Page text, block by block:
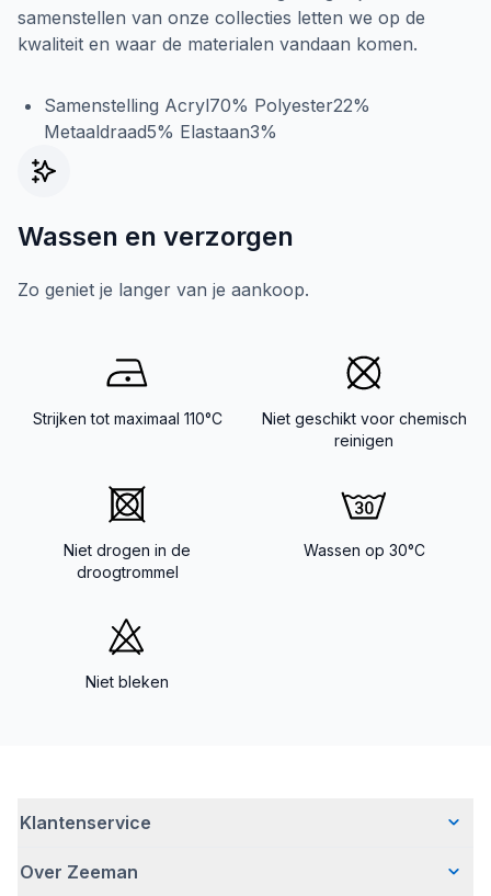
samenstellen van onze collecties letten we op de
kwaliteit en waar de materialen vandaan komen.
Samenstelling Acryl70% Polyester22%
Metaaldraad5% Elastaan3%
Wassen en verzorgen
Zo geniet je langer van je aankoop.
Strijken tot maximaal 110°C
Niet geschikt voor chemisch
reinigen
Niet drogen in de
droogtrommel
Wassen op 30°C
Niet bleken
Klantenservice
Veelgestelde vragen
Over Zeeman